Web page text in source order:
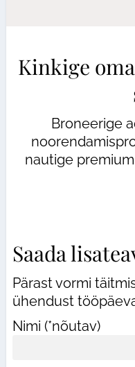
Kinkige
Broneerige
nautige
Saada
Pärast vormi
ühendust
Nimi (*nõutav)